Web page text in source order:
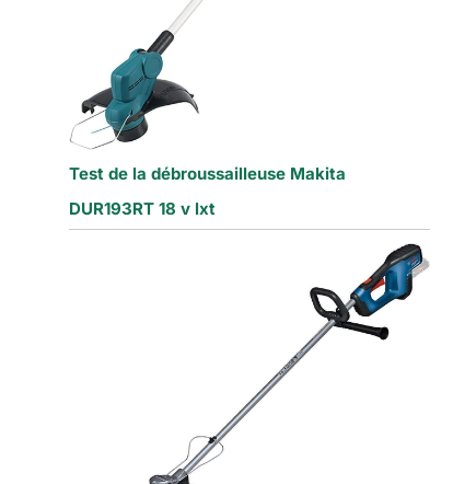
Test de la débroussailleuse Makita
DUR193RT 18 v lxt